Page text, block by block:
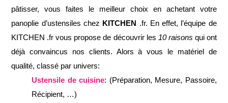
pâtisser, vous faites le meilleur choix en achetant votre
panoplie d’ustensiles chez KITCHEN .fr. En effet, l’équipe de
KITCHEN .fr vous propose de découvrir les 10 raisons qui ont
déjà convaincus nos clients. Alors à vous le matériel de
qualité, classé par univers:
Ustensile de cuisine: (Préparation, Mesure, Passoire,
Récipient, …)